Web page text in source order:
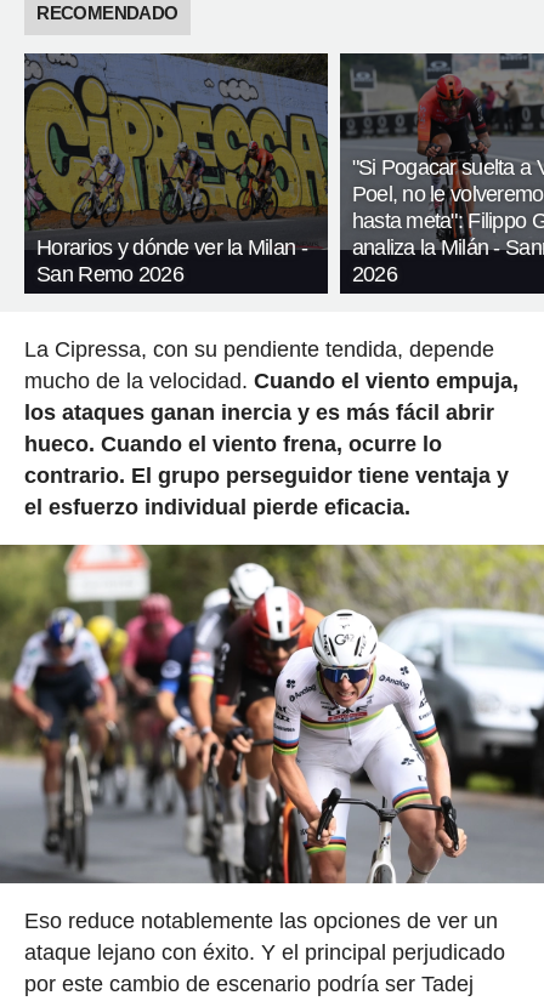
RECOMENDADO
Horarios y dónde ver la Milan -
San Remo 2026
"Si Pogacar suelta a
Poel, no le
hasta meta": Filippo
analiza la Milán -
2026
La Cipressa, con su pendiente tendida, depende
mucho de la velocidad. Cuando el viento empuja,
los ataques ganan inercia y es más fácil abrir
hueco. Cuando el viento frena, ocurre lo
contrario. El grupo perseguidor tiene ventaja y
el esfuerzo individual pierde eficacia.
Eso reduce notablemente las opciones de ver un
ataque lejano con éxito. Y el principal perjudicado
por este cambio de escenario podría ser Tadej